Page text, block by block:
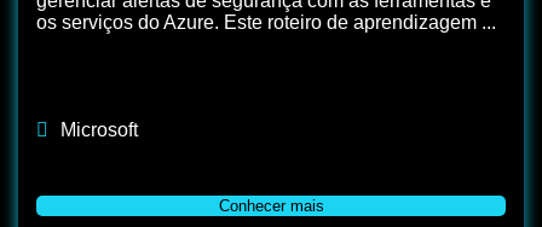
os serviços do Azure. Este roteiro de aprendizagem ...
Microsoft
Conhecer mais